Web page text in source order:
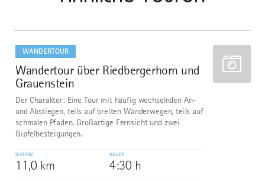
WANDERTOUR
1
Wandertour über Riedbergerhorn und
Grauenstein
Der Charakter: Eine Tour mit häufig wechselnden An-
und Abstiegen, teils auf breiten Wanderwegen, teils auf
schmalen Pfaden. Großartige Fernsicht und zwei
Gipfelbesteigungen.
DISTANZ
11,0 km
DAUER
4:30 h
dazu